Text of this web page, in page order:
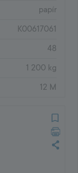
papír
K00617061
48
1 200 kg
12 M